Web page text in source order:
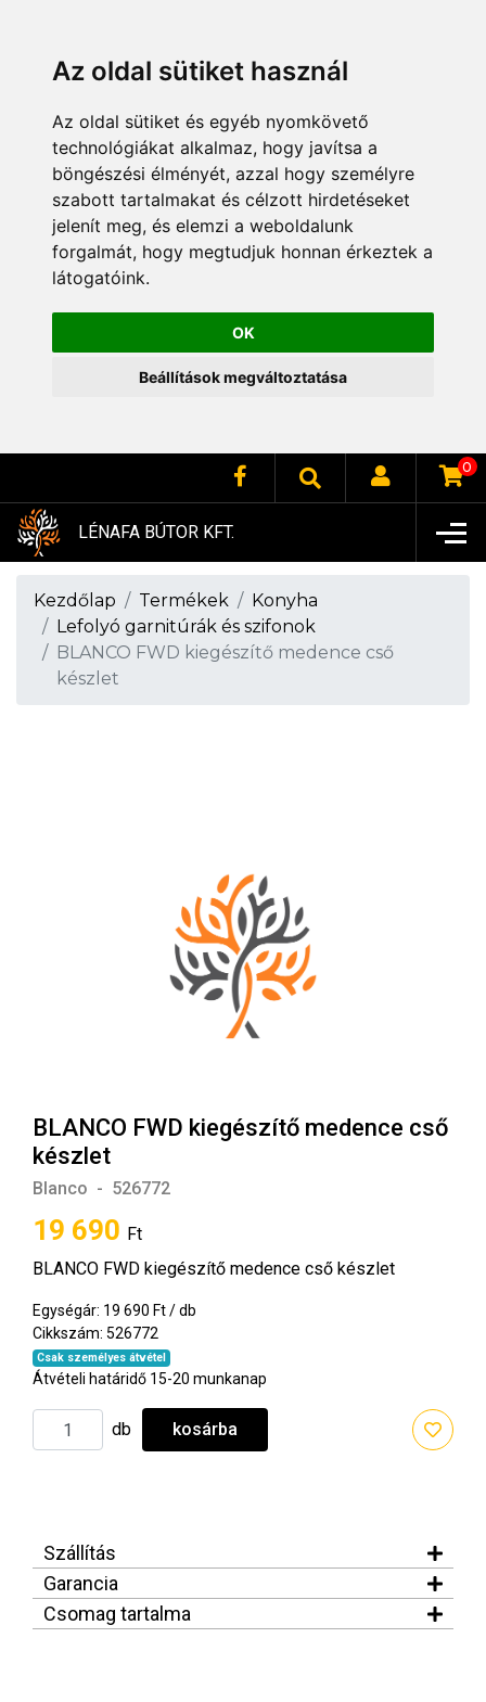
Az oldal sütiket használ
Az oldal sütiket és egyéb nyomkövető
technológiákat alkalmaz, hogy javítsa a
böngészési élményét, azzal hogy személyre
szabott tartalmakat és célzott hirdetéseket
jelenít meg, és elemzi a weboldalunk
forgalmát, hogy megtudjuk honnan érkeztek a
látogatóink.
OK
Beállítások megváltoztatása
0
LÉNAFA BÚTOR KFT.
Kezdőlap Termékek
Konyha
Lefolyó garnitúrák és szifonok
BLANCO FWD kiegészítő medence cső
készlet
BLANCO FWD kiegészítő medence cső
készlet
Blanco - 526772
19 690 Ft
BLANCO FWD kiegészítő medence cső készlet
Egységár: 19 690 Ft / db
Cikkszám: 526772
Csak személyes átvétel
Átvételi határidő 15-20 munkanap
db kosárba
Szállítás
Garancia
Csomag tartalma